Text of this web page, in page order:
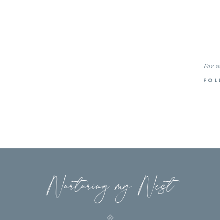
For
Nurturing my Nest